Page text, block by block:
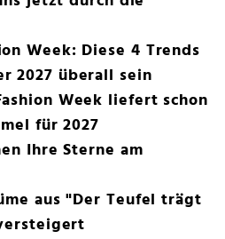
Week: Diese 4 Trends
2027 überall sein
Week liefert schon
für 2027
Ihre Sterne am
aus "Der Teufel trägt